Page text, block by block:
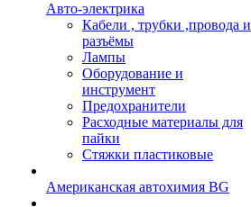
Авто-электрика
Кабели , трубки ,провода и
разъёмы
Лампы
Оборудование и
инструмент
Предохранители
Расходные материалы для
пайки
Стяжки пластиковые
Американская автохимия BG